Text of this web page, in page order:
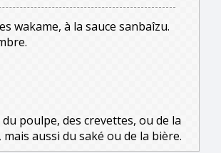
wakame, à la sauce sanbaîzu.
poulpe, des crevettes, ou de la
aussi du saké ou de la bière.